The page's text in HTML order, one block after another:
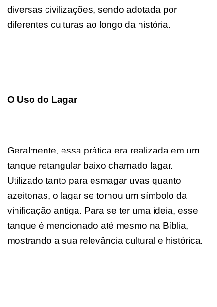
diversas civilizações, sendo adotada por
diferentes culturas ao longo da história.
O Uso do Lagar
Geralmente, essa prática era realizada em um
tanque retangular baixo chamado lagar.
Utilizado tanto para esmagar uvas quanto
azeitonas, o lagar se tornou um símbolo da
vinificação antiga. Para se ter uma ideia, esse
tanque é mencionado até mesmo na Bíblia,
mostrando a sua relevância cultural e histórica.